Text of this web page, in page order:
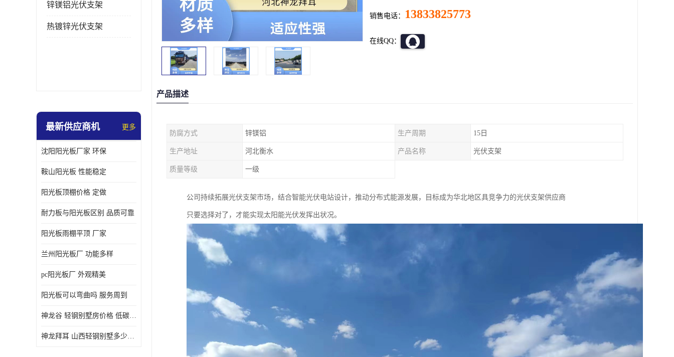
锌镁铝光伏支架
热镀锌光伏支架
最新供应商机 更多
沈阳阳光板厂家 环保
鞍山阳光板 性能稳定
阳光板顶棚价格 定做
耐力板与阳光板区别 品质可靠
阳光板雨棚平顶 厂家
兰州阳光板厂 功能多样
pc阳光板厂 外观精美
阳光板可以弯曲吗 服务周到
神龙谷 轻钢别墅房价格 低碳环保
神龙拜耳 山西轻钢别墅多少钱 施工快捷
销售电话： 13833825773
在线QQ：
产品描述
防腐方式 锌镁铝 生产周期 15日
生产地址 河北衡水 产品名称 光伏支架
质量等级 一级
公司持续拓展光伏支架市场，结合智能光伏电站设计，推动分布式能源发展，目标成为华北地区具竞争力的光伏支架供应商
只要选择对了，才能实现太阳能光伏发挥出状况。